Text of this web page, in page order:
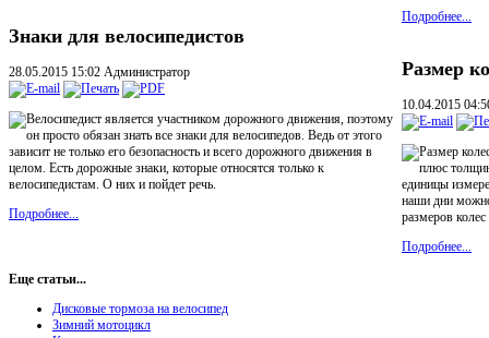
Знаки для велосипедистов
28.05.2015 15:02 Администратор
Велосипедист является участником дорожного движения, поэтому
он просто обязан знать все знаки для велосипедов. Ведь от этого
зависит не только его безопасность и всего дорожного движения в
целом. Есть дорожные знаки, которые относятся только к
велосипедистам. О них и пойдет речь.
Подробнее...
Подробнее...
Размер
10.04.2015
Размер
плюс
единицы
наши дни
размеров
Подробнее...
Еще статьи...
Дисковые тормоза на велосипед
Зимний мотоцикл